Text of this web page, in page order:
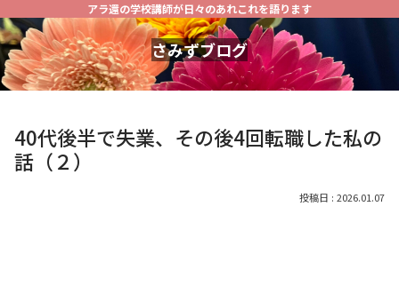
アラ還の学校講師が日々のあれこれを語ります
さみずブログ
40代後半で失業、その後4回転職した私の
話（２）
2026.01.07